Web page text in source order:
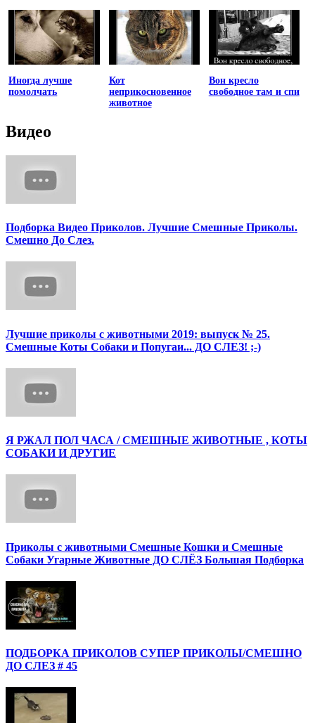
Иногда лучше
помолчать
Кот
неприкосновенное
животное
Вон кресло
свободное там и спи
Видео
Подборка Видео Приколов. Лучшие Смешные Приколы.
Смешно До Слез.
Лучшие приколы с животными 2019: выпуск № 25.
Смешные Коты Собаки и Попугаи... ДО СЛЕЗ! ;-)
Я РЖАЛ ПОЛ ЧАСА / СМЕШНЫЕ ЖИВОТНЫЕ , КОТЫ
СОБАКИ И ДРУГИЕ
Приколы с животными Смешные Кошки и Смешные
Собаки Угарные Животные ДО СЛЁЗ Большая Подборка
ПОДБОРКА ПРИКОЛОВ СУПЕР ПРИКОЛЫ/СМЕШНО
ДО СЛЕЗ # 45